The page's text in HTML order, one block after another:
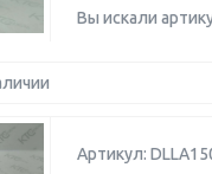
Вы искали
Артикул: